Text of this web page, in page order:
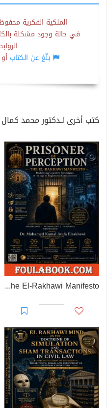
الملكية الفكرية
في حالة وجود مشكلة
بلّغ عن الكتاب
كتب أخرى لـدكتور محمد كمال
Prisoner of Perception: The El-Rakhawi Manifesto